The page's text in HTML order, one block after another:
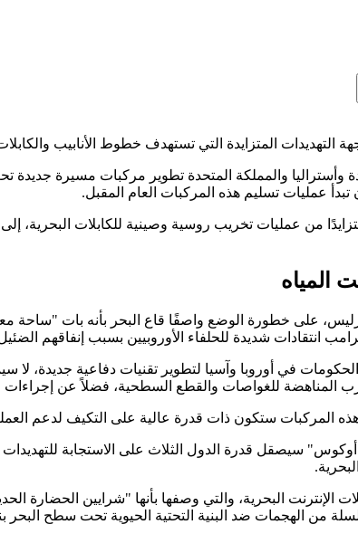
المتزايدة التي تستهدف خطوط الأنابيب
وأستراليا والمملكة المتحدة تطوير مركبات مسيرة جديدة
عمليات تسليم هذه المركبات العام المقبل.
من عمليات تخريب روسية وصينية للكابلات البحرية،
المياه
مارليس، على خطورة الوضع واصفًا قاع البحر بأنه بات
انتقادات شديدة للحلفاء الأوروبيين بسبب إنفاقهم
في أوروبا وآسيا لتطوير تقنيات دفاعية جديدة،
المناهضة للغواصات والقطع السطحية، فضلاً عن
المركبات ستكون ذات قدرة عالية على التكيف لدعم
سيصقل قدرة الدول الثلاث على الاستجابة
الإنترنت البحرية، والتي وصفها بأنها "شرايين الحضارة